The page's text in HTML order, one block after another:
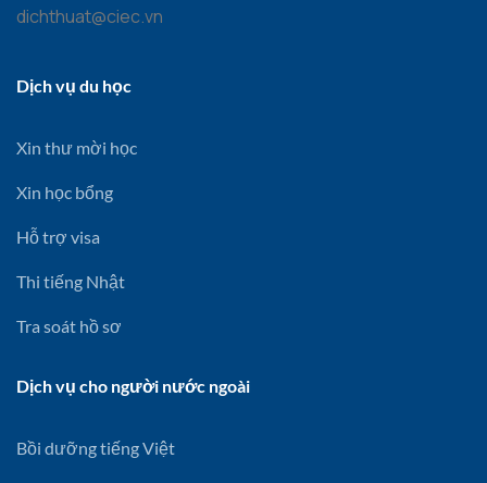
dichthuat@ciec.vn
Dịch vụ du học
Xin thư mời học
Xin học bổng
Hỗ trợ visa
Thi tiếng Nhật
Tra soát hồ sơ
Dịch vụ cho người nước ngoài
Bồi dưỡng tiếng Việt